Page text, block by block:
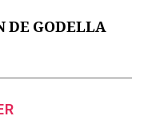
DE GODELLA